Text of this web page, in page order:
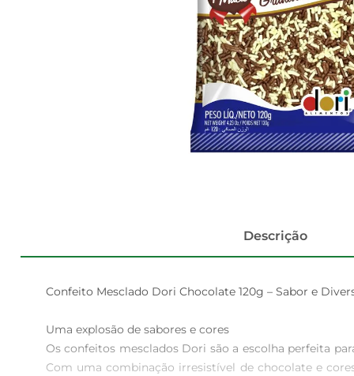
Descrição
Confeito Mesclado Dori Chocolate 120g – Sabor e
Uma explosão de sabores e cores
Os confeitos mesclados Dori são a escolha perfeita
Com uma combinação irresistível de chocolate e